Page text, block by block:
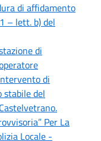
di affidamento
– lett. b) del
di
di
stabile del
Per La
Locale -